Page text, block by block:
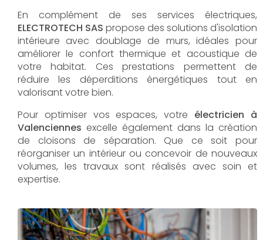
En complément de ses services électriques,
ELECTROTECH SAS propose des solutions d'isolation
intérieure avec doublage de murs, idéales pour
améliorer le confort thermique et acoustique de
votre habitat. Ces prestations permettent de
réduire les déperditions énergétiques tout en
valorisant votre bien.
Pour optimiser vos espaces, votre électricien à
Valenciennes excelle également dans la création
de cloisons de séparation. Que ce soit pour
réorganiser un intérieur ou concevoir de nouveaux
volumes, les travaux sont réalisés avec soin et
expertise.